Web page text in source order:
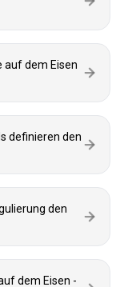
auf dem Eisen
definieren den
den
dem Eisen -